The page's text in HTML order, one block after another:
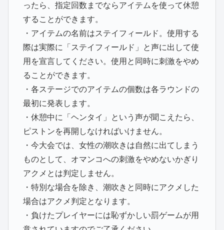
ったら、指定回数までならアイテムを使って休憩
することができます。
・アイテムの名前はステイフィールド。使用する
際は実際に「ステイフィールド」と声に出して使
用を宣言してください。使用と同時に刺激をやめ
ることができます。
・各ステージでのアイテムの個数は各ラウンドの
最初に発表します。
・休憩中に「ヘンタイ」という声が聞こえたら、
ピストンを再開しなければいけません。
・今大会では、女性の潮吹きは自然に出てしまう
ものとして、オマンコへの刺激をやめないかぎり
アクメとは判定しません。
・特別な場合を除き、潮吹きと同時にアクメした
場合はアクメ判定となります。
・負けたプレイヤーには恥ずかしい罰ゲームが用